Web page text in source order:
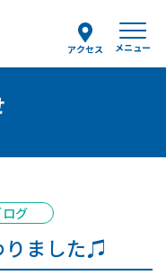
アクセス
グ
りました♫
メニュー
から